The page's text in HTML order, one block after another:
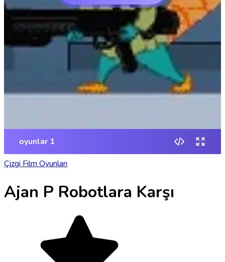
Çizgi Film Oyunları
Ajan P Robotlara Karşı